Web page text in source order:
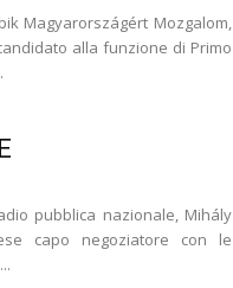
Magyarországért Mozgalom,
alla funzione di Primo
pubblica nazionale, Mihály
capo negoziatore con le